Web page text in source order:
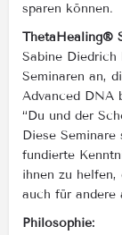
sparen können.
ThetaHealing®
Sabine
Seminaren an,
Advanced DNA
“Du und der
Diese Seminare
fundierte
ihnen zu
auch für andere
Philosophie: